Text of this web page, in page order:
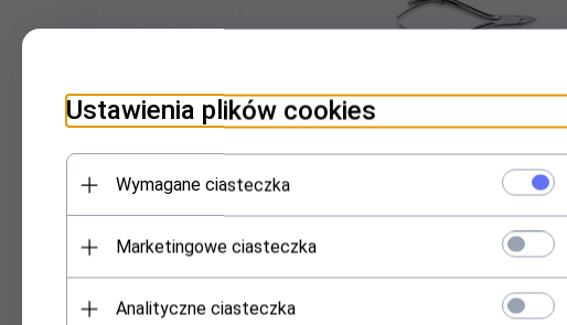
Cęgi do obcinania bardzo twardych i
grubych paznokci HF 243 Aesculap nr:
309134400
Cążki kątowe do
paznokci HF 491 Aesculap
309185000
PLN
Ustawienia plików cookies
Wymagane ciasteczka
Marketingowe ciasteczka
Analityczne ciasteczka